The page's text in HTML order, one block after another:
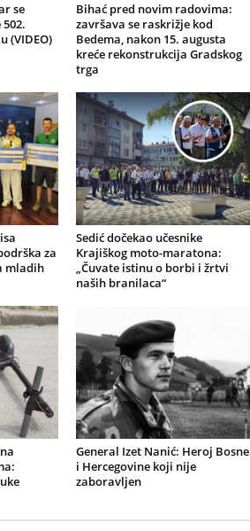
se
(VIDEO)
Bihać pred novim radovima:
završava se raskrižje kod
Bedema, nakon 15. augusta
kreće rekonstrukcija Gradskog
trga
za
mladih
Sedić dočekao učesnike
Krajiškog moto-maratona:
„Čuvate istinu o borbi i žrtvi
naših branilaca“
General Izet Nanić: Heroj Bosne
i Hercegovine koji nije
zaboravljen